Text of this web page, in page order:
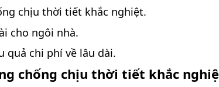
chịu thời tiết khắc nghiệt.
cho ngôi nhà.
quả chi phí về lâu dài.
chống chịu thời tiết khắc